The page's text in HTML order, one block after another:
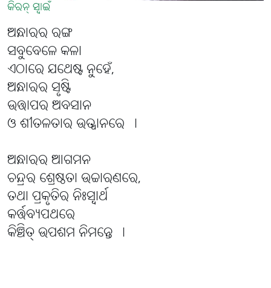
କିରନ୍ ସ୍ବାଇଁ
ଅନ୍ଧାରର ରଙ୍ଗ
ସବୁବେଳେ କଳା
ଏଠାରେ ଯଥେଷ୍ଟ ନୁହେଁ,
ଅନ୍ଧାରର ସୃଷ୍ଟି
ଉତ୍ତାପର ଅବସାନ
ଓ ଶୀତଳତାର ଉତ୍ଥାନରେ ।
ଅନ୍ଧାରର ଆଗମନ
ଚନ୍ଦ୍ରର ଶ୍ରେଷ୍ଠତା ଉଚ୍ଚାରଣରେ,
ତଥା ପ୍ରକୃତିର ନିଃସ୍ବାର୍ଥ
କର୍ତ୍ତବ୍ୟପଥରେ
କିଞ୍ଚିତ୍ ଉପଶମ ନିମନ୍ତେ ।